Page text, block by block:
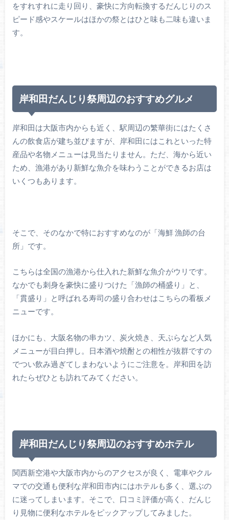
をすれすれに走り回り、豪快に方向転換するだんじりのス
ピード感やスケールはほかの祭とはひと味も二味も違いま
す。
岸和田だんじり祭周辺のおすすめグルメ
岸和田は大阪市内からも近く、駅周辺の繁華街にはたくさ
んの飲食店が建ち並びますが、岸和田にはこれといった特
産品や名物メニューは見当たりません。ただ、海から近い
ため、漁港があり新鮮な魚介を味わうことができるお店は
いくつもあります。
そこで、そのなかで特におすすめなのが「海鮮 漁師の台
所」です。
こちらは全国の漁港から仕入れた新鮮な魚介がウリです。
なかでも刺身を豪快に盛りつけた「漁師の桶盛り」と、
「貫盛り」と呼ばれる寿司の盛り合わせはこちらの看板メ
ニューです。
ほかにも、大阪名物の串カツ、炭火焼き、天ぷらなど人気
メニューが目白押し。日本酒や焼酎との相性が抜群ですの
でつい飲み過ぎてしまわないようにご注意を。岸和田を訪
れたらぜひとも訪れてみてください。
岸和田だんじり祭周辺のおすすめホテル
関西新空港や大阪市内からのアクセスが良く、電車やクル
マでの交通も便利な岸和田市内にはホテルも多く、選ぶの
に迷ってしまいます。そこで、口コミ評価が高く、だんじ
り見物に便利なホテルをピックアップしてみました。